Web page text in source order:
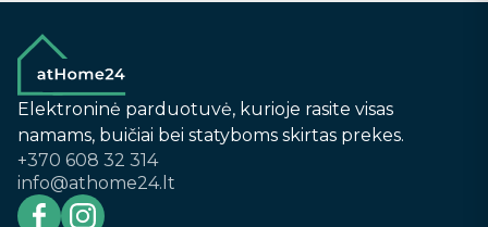
Elektroninė parduotuvė, kurioje rasite visas
namams, buičiai bei statyboms skirtas prekes.
+370 608 32 314
info@athome24.lt